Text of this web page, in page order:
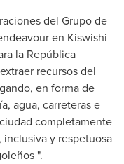
del Grupo de
en Kiswishi
la República
recursos del
en forma de
agua, carreteras e
completamente
y respetuosa
".